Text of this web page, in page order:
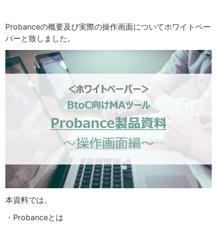
Probanceの概要及び実際の操作画面についてホワイトペー
パーと致しました。
本資料では、
・Probanceとは